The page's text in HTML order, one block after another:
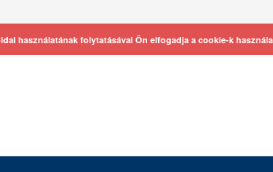
használatának folytatásával Ön elfogadja a cookie-k